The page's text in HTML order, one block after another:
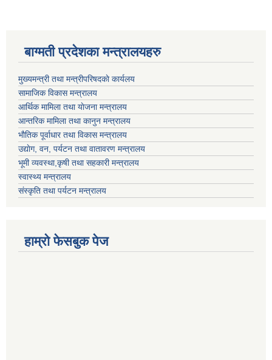
बाग्मती प्रदेशका मन्त्रालयहरु
मुख्यमन्त्री तथा मन्त्रीपरिषदकाे कार्यलय
सामाजिक विकास मन्त्रालय
आर्थिक मामिला तथा याेजना मन्त्रालय
आन्तरिक मामिला तथा कानुन मन्त्रालय
भाैतिक पूर्वाधार तथा विकास मन्त्रालय
उद्याेग, वन, पर्यटन तथा वातावरण मन्त्रालय
भूमी व्यवस्था,कृषी तथा सहकारी मन्त्रालय
स्वास्थ्य मन्त्रालय
संस्कृति तथा पर्यटन मन्त्रालय
हाम्राे फेसबुक पेज